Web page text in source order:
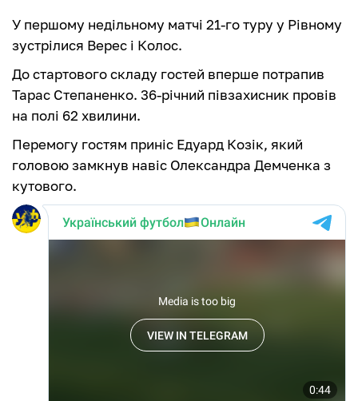
У першому недільному матчі 21-го туру у Рівному
зустрілися Верес і Колос.
До стартового складу гостей вперше потрапив
Тарас Степаненко. 36-річний півзахисник провів
на полі 62 хвилини.
Перемогу гостям приніс Едуард Козік, який
головою замкнув навіс Олександра Демченка з
кутового.